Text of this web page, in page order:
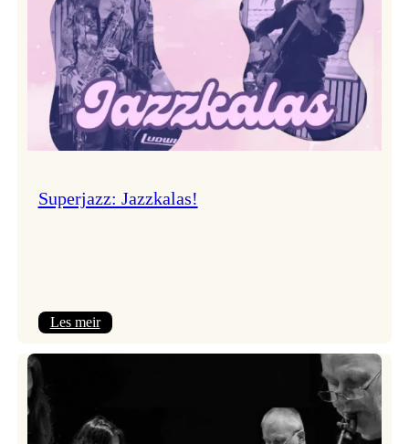
Superjazz: Jazzkalas!
Les meir: